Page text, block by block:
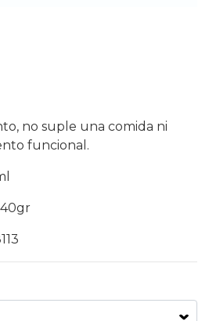
no suple una comida ni
funcional.